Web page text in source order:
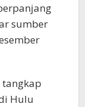
sumber
Hulu